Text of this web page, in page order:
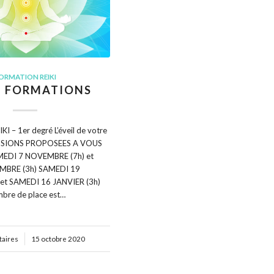
REIKI
FORMATIONS
– 1er degré L’éveil de votre
PROPOSEES A VOUS
7 NOVEMBRE (7h) et
(3h) SAMEDI 19
SAMEDI 16 JANVIER (3h)
de place est…
15 octobre 2020